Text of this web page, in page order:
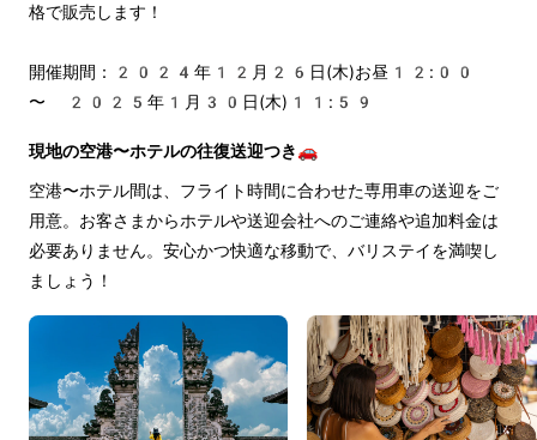
格で販売します！
開催期間：2024年12月26日(木)お昼12:00
〜 2025年1月30日(木)11:59
現地の空港〜ホテルの往復送迎つき🚗
空港〜ホテル間は、フライト時間に合わせた専用車の送迎をご
用意。お客さまからホテルや送迎会社へのご連絡や追加料金は
必要ありません。安心かつ快適な移動で、バリステイを満喫し
ましょう！